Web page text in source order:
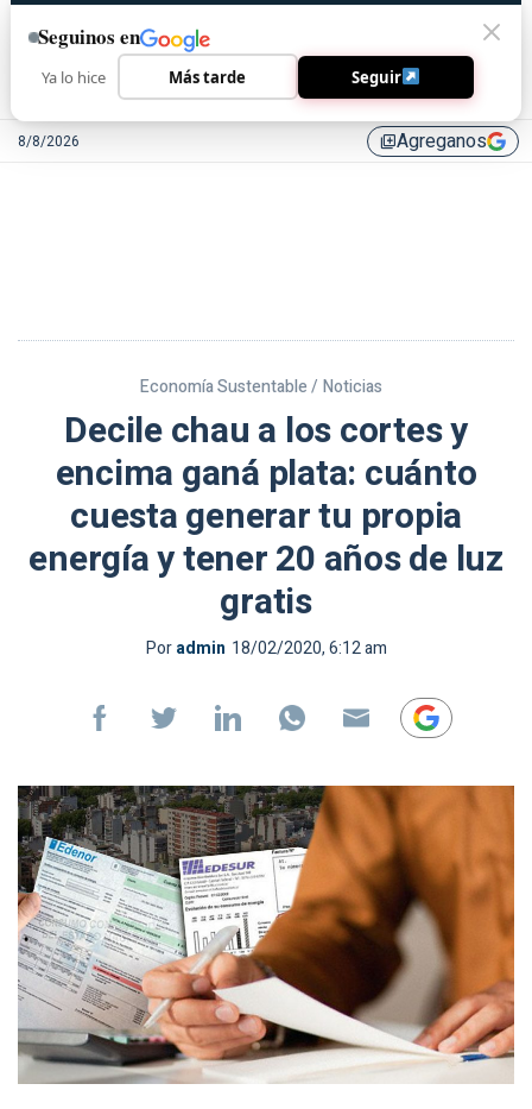
8/8/2026 library_addAgreganos
Economía Sustentable / Noticias
Decile chau a los cortes y
encima ganá plata: cuánto
cuesta generar tu propia
energía y tener 20 años de luz
gratis
Poradmin 18/02/2020, 6:12 am
Seguinos en
Ya lo hice Más tarde Seguir